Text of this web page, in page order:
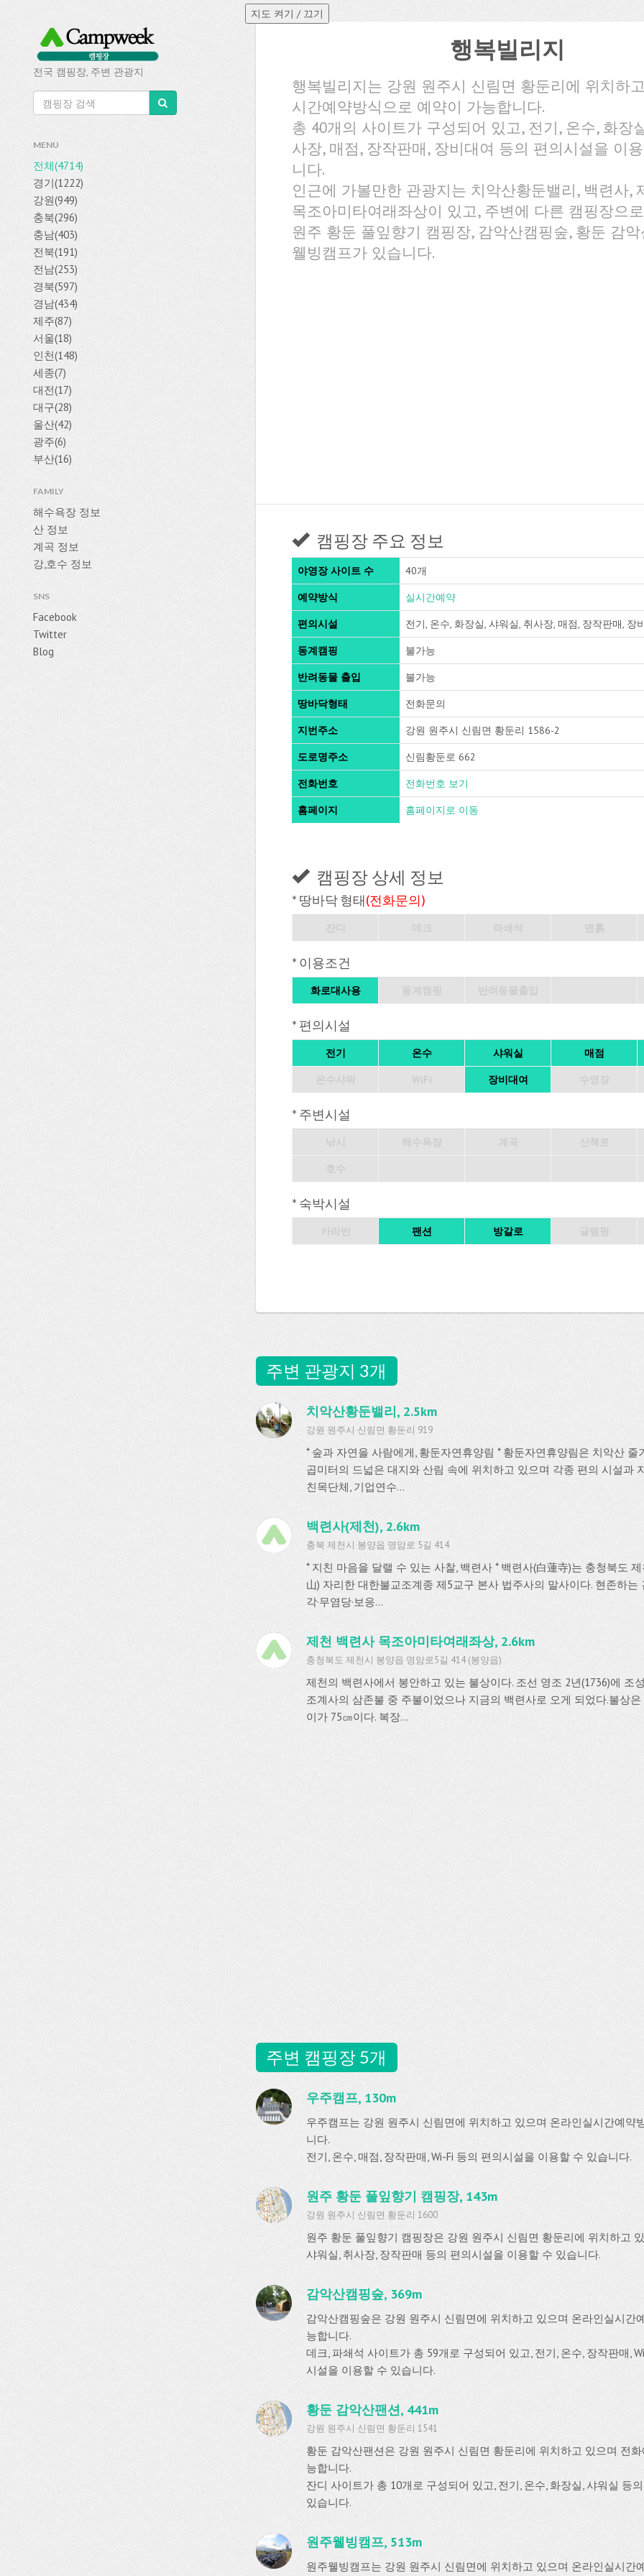
전국 캠핑장, 주변 관광지
MENU
전체(4714)
경기(1222)
강원(949)
충북(296)
충남(403)
전북(191)
전남(253)
경북(597)
경남(434)
제주(87)
서울(18)
인천(148)
세종(7)
대전(17)
대구(28)
울산(42)
광주(6)
부산(16)
FAMILY
해수욕장 정보
산 정보
계곡 정보
강,호수 정보
SNS
Facebook
Twitter
Blog
행복빌리지
행복빌리지는 강원 원주시 신림면 황둔리에 위치하
시간예약방식으로 예약이 가능합니다.
총 40개의 사이트가 구성되어 있고, 전기, 온수, 화장
사장, 매점, 장작판매, 장비대여 등의 편의시설을 이
니다.
인근에 가볼만한 관광지는 치악산황둔밸리, 백련사,
목조아미타여래좌상이 있고, 주변에 다른 캠핑장으
원주 황둔 풀잎향기 캠핑장, 감악산캠핑숲, 황둔 감
웰빙캠프가 있습니다.
캠핑장 주요 정보
야영장 사이트 수 40개
예약방식 실시간예약
편의시설 전기, 온수, 화장실, 샤워실, 취사장, 매점, 장작판매, 장
동계캠핑 불가능
반려동물 출입 불가능
땅바닥형태 전화문의
지번주소 강원 원주시 신림면 황둔리 1586-2
도로명주소 신림황둔로 662
전화번호 전화번호 보기
홈페이지 홈페이지로 이동
캠핑장 상세 정보
* 땅바닥 형태(전화문의)
* 이용조건
화로대사용
* 편의시설
전기 온수 샤워실 매점
장비대여
* 주변시설
* 숙박시설
팬션 방갈로
주변 관광지 3개
치악산황둔밸리, 2.5km
강원 원주시 신림면 황둔리 919
* 숲과 자연을 사람에게, 황둔자연휴양림 * 황둔자연휴양림은 치악산 줄
곱미터의 드넓은 대지와 산림 속에 위치하고 있으며 각종 편의 시설과
친목단체, 기업연수...
백련사(제천), 2.6km
충북 제천시 봉양읍 명암로 5길 414
* 지친 마음을 달랠 수 있는 사찰, 백련사 * 백련사(白蓮寺)는 충청북도
山) 자리한 대한불교조계종 제5교구 본사 법주사의 말사이다. 현존하는
각·무염당·보응...
제천 백련사 목조아미타여래좌상, 2.6km
충청북도 제천시 봉양읍 명암로5길 414 (봉양읍)
제천의 백련사에서 봉안하고 있는 불상이다. 조선 영조 2년(1736)에 조
조계사의 삼존불 중 주불이었으나 지금의 백련사로 오게 되었다.불상
이가 75㎝이다. 복장...
주변 캠핑장 5개
우주캠프, 130m
우주캠프는 강원 원주시 신림면에 위치하고 있으며 온라인실시간예약
니다.
전기, 온수, 매점, 장작판매, Wi-Fi 등의 편의시설을 이용할 수 있습니다.
원주 황둔 풀잎향기 캠핑장, 143m
강원 원주시 신림면 황둔리 1600
원주 황둔 풀잎향기 캠핑장은 강원 원주시 신림면 황둔리에 위치하고
샤워실, 취사장, 장작판매 등의 편의시설을 이용할 수 있습니다.
감악산캠핑숲, 369m
감악산캠핑숲은 강원 원주시 신림면에 위치하고 있으며 온라인실시간
능합니다.
데크, 파쇄석 사이트가 총 59개로 구성되어 있고, 전기, 온수, 장작판매,
시설을 이용할 수 있습니다.
황둔 감악산팬션, 441m
강원 원주시 신림면 황둔리 1541
황둔 감악산팬션은 강원 원주시 신림면 황둔리에 위치하고 있으며 전
능합니다.
잔디 사이트가 총 10개로 구성되어 있고, 전기, 온수, 화장실, 샤워실 등
있습니다.
원주웰빙캠프, 513m
원주웰빙캠프는 강원 원주시 신림면에 위치하고 있으며 온라인실시간